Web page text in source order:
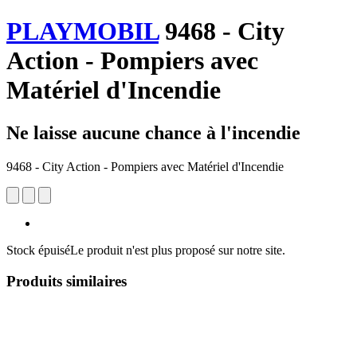
PLAYMOBIL9468 - City
Action - Pompiers avec
Matériel d'Incendie
Ne laisse aucune chance à l'incendie
9468 - City Action - Pompiers avec Matériel d'Incendie
Stock épuiséLe produit n'est plus proposé sur notre site.
Produits similaires